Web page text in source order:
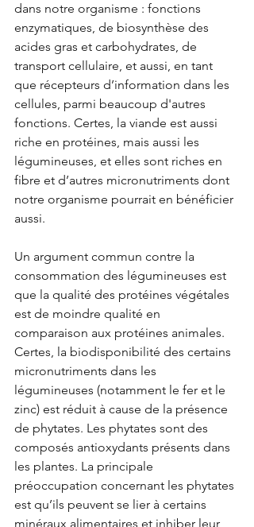
dans notre organisme : fonctions
enzymatiques, de biosynthèse des
acides gras et carbohydrates, de
transport cellulaire, et aussi, en tant
que récepteurs d’information dans les
cellules, parmi beaucoup d'autres
fonctions. Certes, la viande est aussi
riche en protéines, mais aussi les
légumineuses, et elles sont riches en
fibre et d’autres micronutriments dont
notre organisme pourrait en bénéficier
aussi.
Un argument commun contre la
consommation des légumineuses est
que la qualité des protéines végétales
est de moindre qualité en
comparaison aux protéines animales.
Certes, la biodisponibilité des certains
micronutriments dans les
légumineuses (notamment le fer et le
zinc) est réduit à cause de la présence
de phytates. Les phytates sont des
composés antioxydants présents dans
les plantes. La principale
préoccupation concernant les phytates
est qu’ils peuvent se lier à certains
minéraux alimentaires et inhiber leur